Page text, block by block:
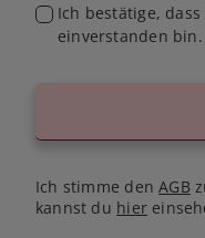
Ich bestätige,
einverstanden bin.
Ich stimme denAGB
kannst du hier